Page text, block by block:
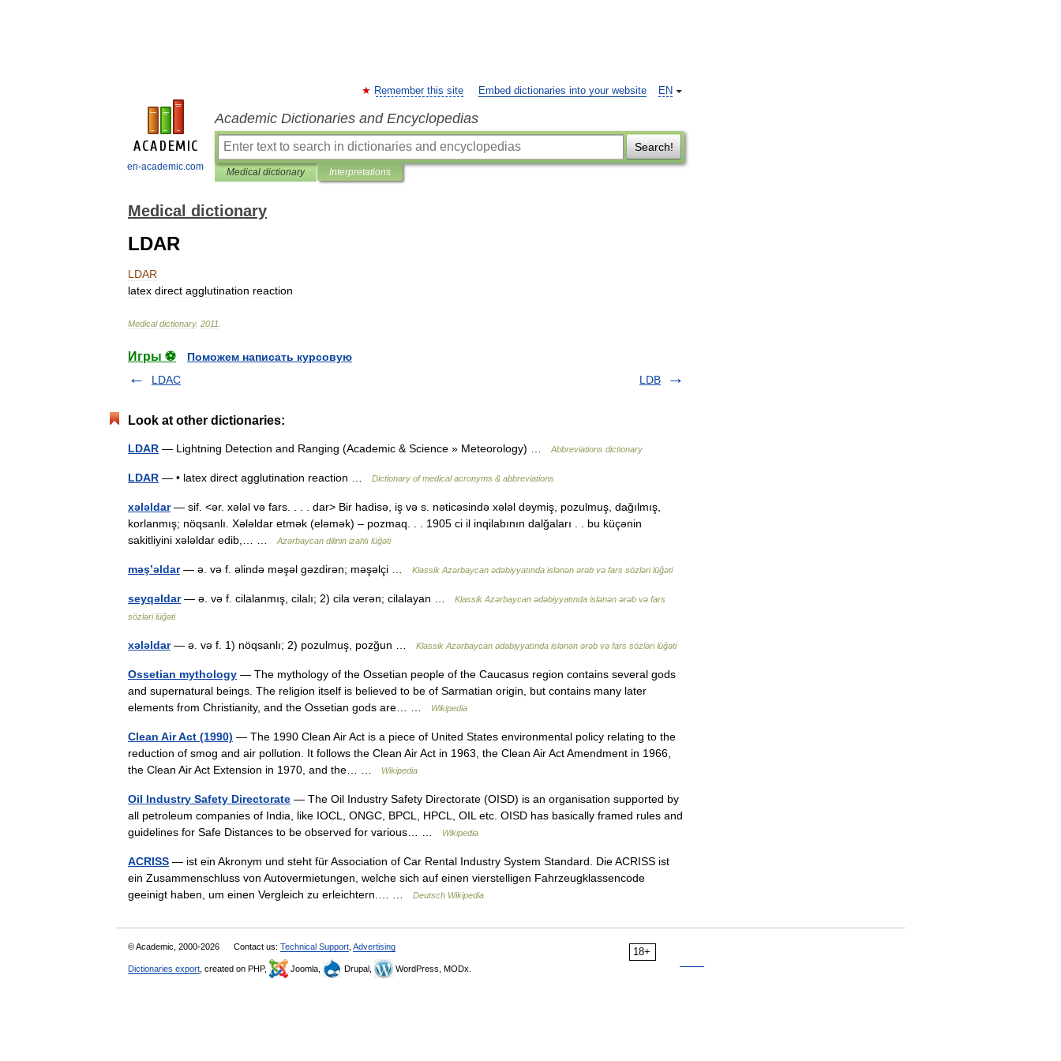
en-academic.com
EN
Remember this site Embed dictionaries into your website
Academic Dictionaries and Encyclopedias
Search!
Medical dictionary Interpretations
Medical dictionary
LDAR
LDAR
latex direct agglutination reaction
Medical dictionary. 2011
Игры ⚽
Поможем написать курсовую
LDAC
LDB
Look at other dictionaries:
LDAR — Lightning Detection and Ranging (Academic & Science » Meteorology) … Abbreviations dictionary
LDAR — • latex direct agglutination reaction … Dictionary of medical acronyms & abbreviations
xələldar— sif. <ər. xələl və fars. . . . dar> Bir hadisə, iş və s. nəticəsində xələl dəymiş, pozulmuş, dağılmış,
korlanmış; nöqsanlı. Xələldar etmək (eləmək) – pozmaq. . . 1905 ci il inqilabının dalğaları . . bu küçənin
sakitliyini xələldar edib,… …
Azərbaycan dilinin izahlı lüğəti
məş’əldar— ə. və f. əlində məşəl gəzdirən; məşəlçi … Klassik Azərbaycan ədəbiyyatında islənən ərəb və fars sözləri lüğəti
seyqəldar— ə. və f. cilalanmış, cilalı; 2) cila verən; cilalayan …
Klassik Azərbaycan ədəbiyyatında islənən ərəb və fars
sözləri lüğəti
xələldar— ə. və f. 1) nöqsanlı; 2) pozulmuş, pozğun … Klassik Azərbaycan ədəbiyyatında islənən ərəb və fars sözləri lüğəti
Ossetian mythology — The mythology of the Ossetian people of the Caucasus region contains several gods
and supernatural beings. The religion itself is believed to be of Sarmatian origin, but contains many later
elements from Christianity, and the Ossetian gods are… …
Wikipedia
Clean Air Act (1990) — The 1990 Clean Air Act is a piece of United States environmental policy relating to the
reduction of smog and air pollution. It follows the Clean Air Act in 1963, the Clean Air Act Amendment in 1966,
the Clean Air Act Extension in 1970, and the… …
Wikipedia
Oil Industry Safety Directorate — The Oil Industry Safety Directorate (OISD) is an organisation supported by
all petroleum companies of India, like IOCL, ONGC, BPCL, HPCL, OIL etc. OISD has basically framed rules and
guidelines for Safe Distances to be observed for various… …
Wikipedia
ACRISS — ist ein Akronym und steht für Association of Car Rental Industry System Standard. Die ACRISS ist
ein Zusammenschluss von Autovermietungen, welche sich auf einen vierstelligen Fahrzeugklassencode
geeinigt haben, um einen Vergleich zu erleichtern.… …
Deutsch Wikipedia
18+
© Academic, 2000-2026 Contact us: Technical Support Advertising
Dictionaries export , created on PHP, Joomla, Drupal, WordPress, MODx.